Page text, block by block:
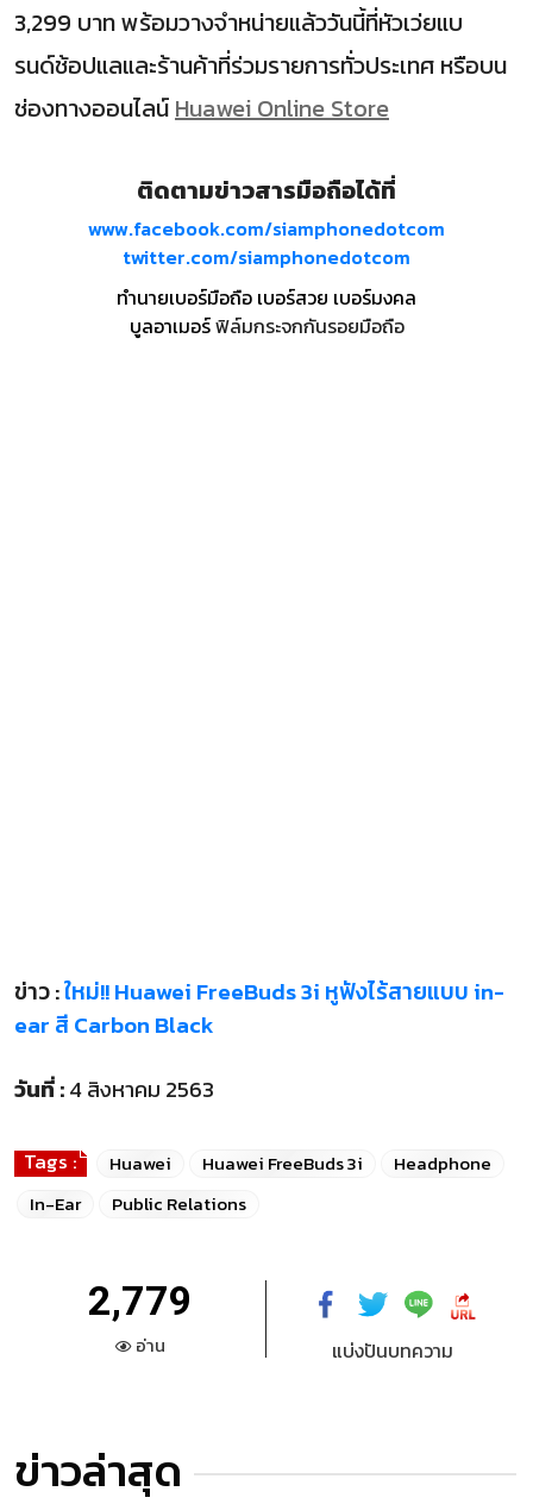
3,299 บาท พร้อมวางจำหน่ายแล้ววันนี้ที่หัวเว่ยแบ
รนด์ช้อปแลและร้านค้าที่ร่วมรายการทั่วประเทศ หรือบน
ช่องทางออนไลน์Huawei Online Store
ติดตามข่าวสารมือถือได้ที่
www.facebook.com/siamphonedotcom
twitter.com/siamphonedotcom
ทำนายเบอร์มือถือ เบอร์สวย เบอร์มงคล
บูลอาเมอร์ฟิล์มกระจกกันรอยมือถือ
ข่าว :ใหม่!! Huawei FreeBuds 3i หูฟังไร้สายแบบ in-
ear สี Carbon Black
วันที่ :4 สิงหาคม 2563
Tags : Huawei Huawei FreeBuds 3i
Headphone
In-Ear
Public Relations
2,779
อ่าน แบ่งปันบทความ
ข่าวล่าสุด